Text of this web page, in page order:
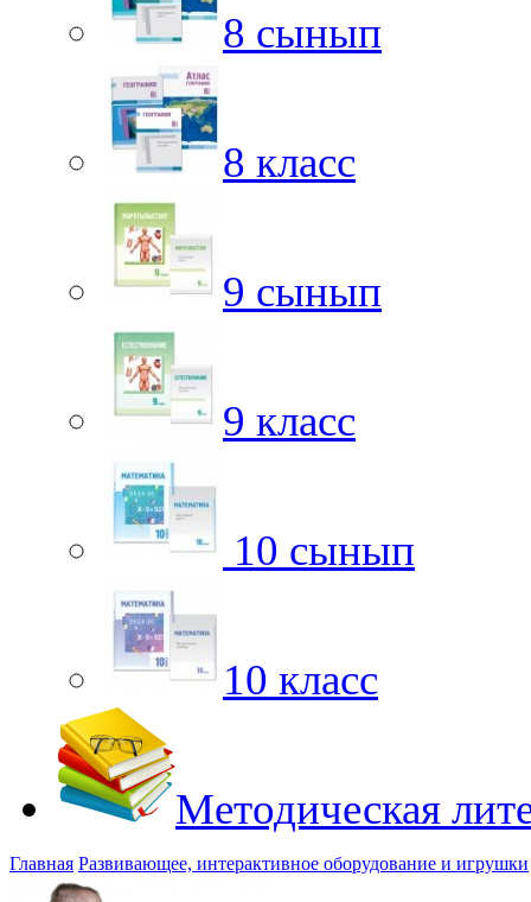
8 сынып
8 класс
9 сынып
9 класс
10 сынып
10 класс
Методическая
Главная Развивающее, интерактивное оборудование и игрушки